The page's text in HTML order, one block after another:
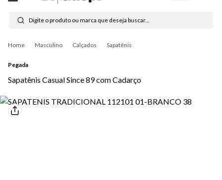
Digite o produto ou marca que deseja buscar...
Masculino Calçados Sapatênis
Pegada
Sapatênis Casual Since 89 com Cadarço
Termos mais buscados
1º tenis
4º moletom